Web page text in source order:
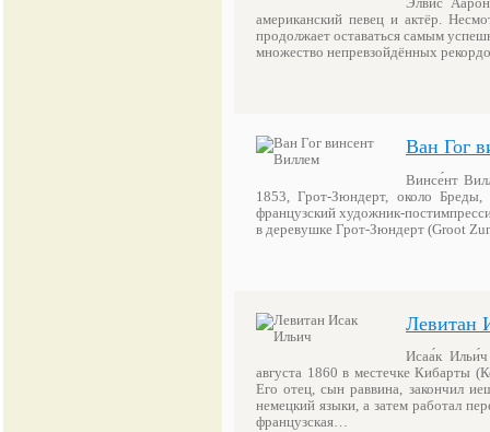
Э́лвис
американский певец и актёр.
продолжает оставаться самым
множество непревзойдённых
Ван Гог
Винсе́нт
1853, Грот-Зюндерт, около
французский художник-
в деревушке Грот-Зюндерт (Groot
Левитан
Исаа́к
августа 1860 в местечке Кибарты
Его отец, сын раввина, закончил
немецкий языки, а затем работал
французская…